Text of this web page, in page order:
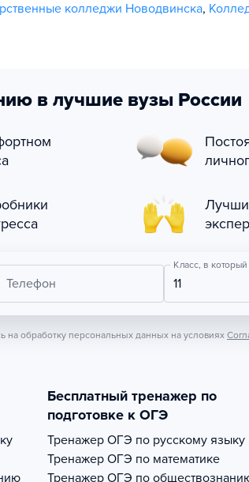
колледжи Новодвинска,
в лучшие вузы России
Телефон
Класс, в
11
на обработку персональных данных на условиях
Бесплатный тренажер по
подготовке к ОГЭ
Тренажер ОГЭ по русскому языку
Тренажер ОГЭ по математике
Тренажер ОГЭ по